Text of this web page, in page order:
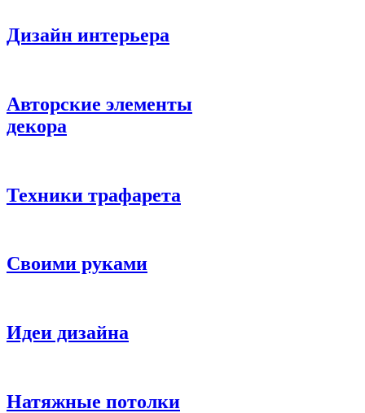
Дизайн интерьера
Авторские элементы
декора
Техники трафарета
Своими руками
Идеи дизайна
Натяжные потолки